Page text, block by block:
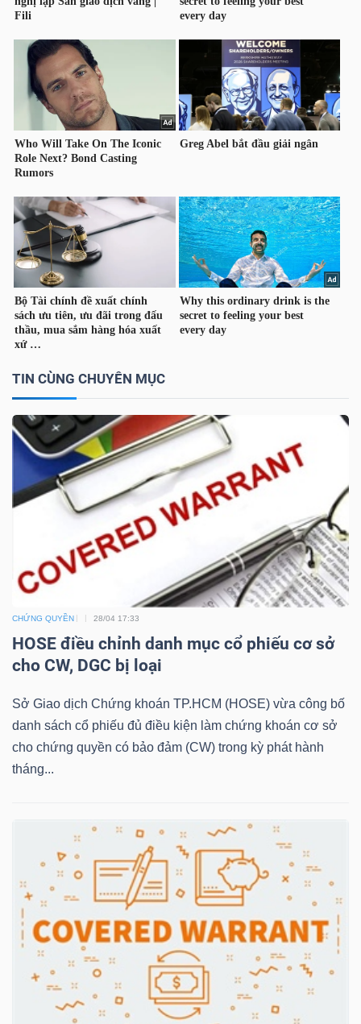
TIN CÙNG CHUYÊN MỤC
CHỨNG QUYỀN 28/04 17:33
HOSE điều chỉnh danh mục cổ phiếu cơ sở
cho CW, DGC bị loại
Sở Giao dịch Chứng khoán TP.HCM (HOSE) vừa công bố
danh sách cổ phiếu đủ điều kiện làm chứng khoán cơ sở
cho chứng quyền có bảo đảm (CW) trong kỳ phát hành
tháng...
KINH
TẾ
THẾ
GIỚI
ĐÔNG
DƯƠNG
TÀI
CHÍNH
CÁ
NHÂN
PHÂN
TÍCH
VIETSTOCKFINANCE
VĨ
MÔ
NGÀNH
PHIẾU
PHÁI
SINH